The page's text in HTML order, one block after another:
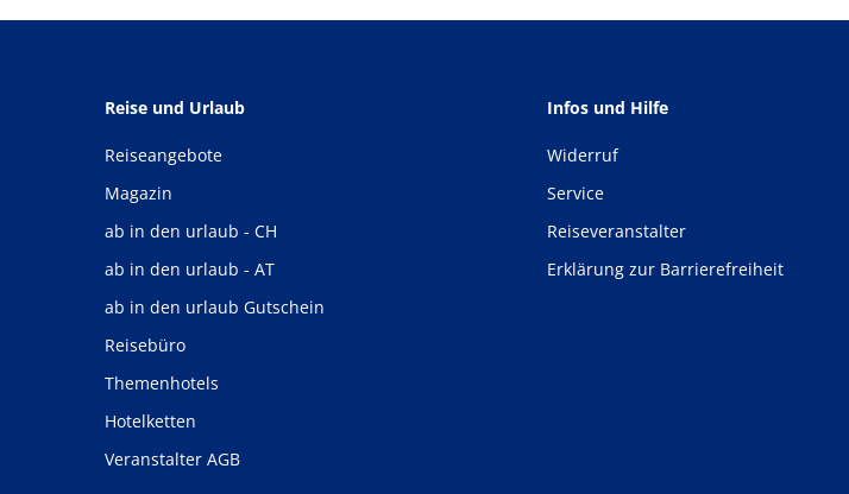
Reise und Urlaub
Reiseangebote
Magazin
ab in den urlaub - CH
ab in den urlaub - AT
ab in den urlaub Gutschein
Reisebüro
Themenhotels
Hotelketten
Veranstalter AGB
Infos und Hilfe
Widerruf
Service
Reiseveranstalter
Erklärung zur Barrierefreiheit